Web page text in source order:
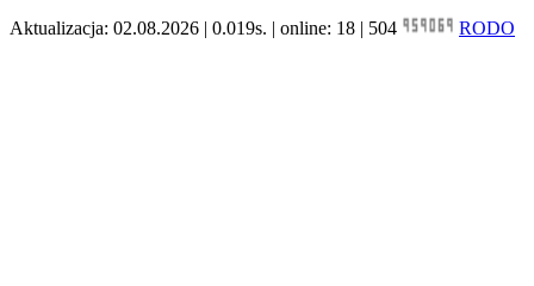
Aktualizacja: 02.08.2026 | 0.019s. | online: 18 | 504 RODO